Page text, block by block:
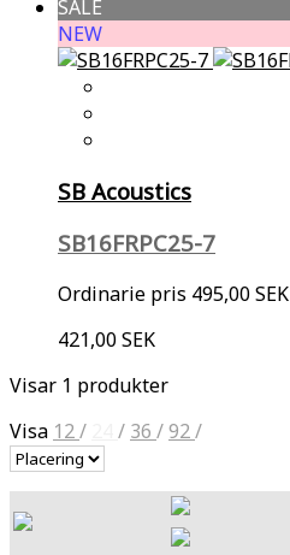
SALE
NEW
SB Acoustics
SB16FRPC25-7
Ordinarie pris 495,00 SEK
421,00 SEK
Visar 1 produkter
Visa 12/ / 36 /92/